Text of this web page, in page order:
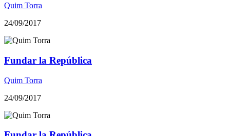
Quim Torra
24/09/2017
Fundar la República
Quim Torra
24/09/2017